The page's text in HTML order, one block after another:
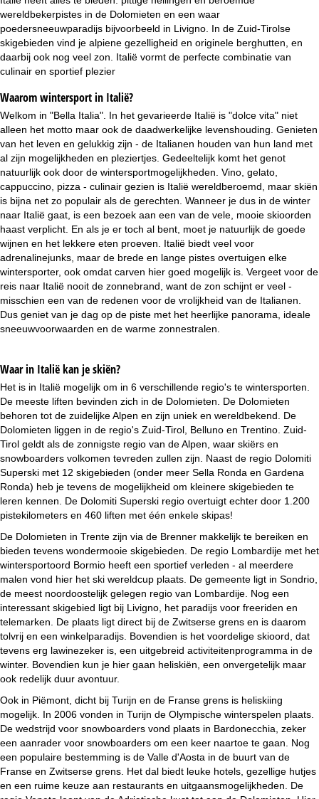
r
g
i
n
a
wereldbekerpistes in de Dolomieten en een waar
poedersneeuwparadijs bijvoorbeeld in Livigno. In de Zuid-Tirolse
skigebieden vind je alpiene gezelligheid en originele berghutten, en
daarbij ook nog veel zon. Italië vormt de perfecte combinatie van
culinair en sportief plezier
Waarom wintersport in Italië?
Welkom in "Bella Italia". In het gevarieerde Italië is "dolce vita" niet
alleen het motto maar ook de daadwerkelijke levenshouding. Genieten
van het leven en gelukkig zijn - de Italianen houden van hun land met
al zijn mogelijkheden en pleziertjes. Gedeeltelijk komt het genot
natuurlijk ook door de wintersportmogelijkheden. Vino, gelato,
cappuccino, pizza - culinair gezien is Italië wereldberoemd, maar skiën
is bijna net zo populair als de gerechten. Wanneer je dus in de winter
naar Italië gaat, is een bezoek aan een van de vele, mooie skioorden
haast verplicht. En als je er toch al bent, moet je natuurlijk de goede
wijnen en het lekkere eten proeven. Italië biedt veel voor
adrenalinejunks, maar de brede en lange pistes overtuigen elke
wintersporter, ook omdat carven hier goed mogelijk is. Vergeet voor de
reis naar Italië nooit de zonnebrand, want de zon schijnt er veel -
misschien een van de redenen voor de vrolijkheid van de Italianen.
Dus geniet van je dag op de piste met het heerlijke panorama, ideale
sneeuwvoorwaarden en de warme zonnestralen.
Waar in Italië kan je skiën?
Het is in Italië mogelijk om in 6 verschillende regio's te wintersporten.
De meeste liften bevinden zich in de Dolomieten. De Dolomieten
behoren tot de zuidelijke Alpen en zijn uniek en wereldbekend. De
Dolomieten liggen in de regio's Zuid-Tirol, Belluno en Trentino. Zuid-
Tirol geldt als de zonnigste regio van de Alpen, waar skiërs en
snowboarders volkomen tevreden zullen zijn. Naast de regio Dolomiti
Superski met 12 skigebieden (onder meer Sella Ronda en Gardena
Ronda) heb je tevens de mogelijkheid om kleinere skigebieden te
leren kennen. De Dolomiti Superski regio overtuigt echter door 1.200
pistekilometers en 460 liften met één enkele skipas!
De Dolomieten in Trente zijn via de Brenner makkelijk te bereiken en
bieden tevens wondermooie skigebieden. De regio Lombardije met het
wintersportoord Bormio heeft een sportief verleden - al meerdere
malen vond hier het ski wereldcup plaats. De gemeente ligt in Sondrio,
de meest noordoostelijk gelegen regio van Lombardije. Nog een
interessant skigebied ligt bij Livigno, het paradijs voor freeriden en
telemarken. De plaats ligt direct bij de Zwitserse grens en is daarom
tolvrij en een winkelparadijs. Bovendien is het voordelige skioord, dat
tevens erg lawinezeker is, een uitgebreid activiteitenprogramma in de
winter. Bovendien kun je hier gaan heliskiën, een onvergetelijk maar
ook redelijk duur avontuur.
Ook in Piëmont, dicht bij Turijn en de Franse grens is heliskiing
mogelijk. In 2006 vonden in Turijn de Olympische winterspelen plaats.
De wedstrijd voor snowboarders vond plaats in Bardonecchia, zeker
een aanrader voor snowboarders om een keer naartoe te gaan. Nog
een populaire bestemming is de Valle d'Aosta in de buurt van de
Franse en Zwitserse grens. Het dal biedt leuke hotels, gezellige hutjes
en een ruime keuze aan restaurants en uitgaansmogelijkheden. De